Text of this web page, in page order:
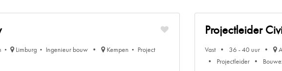
Limburg Ingenieur bouw Kempen
Project
Projectleider
Vast 36 - 40 uur
Projectleider